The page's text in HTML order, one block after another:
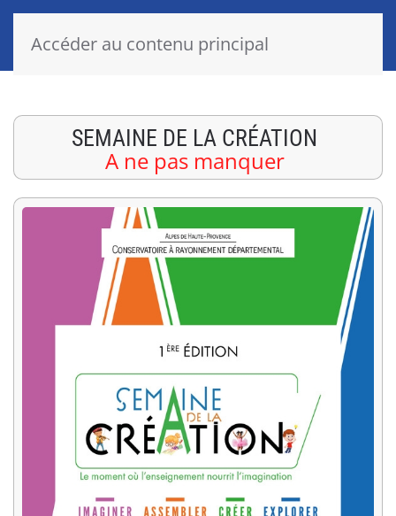
Accéder au contenu principal
SEMAINE DE LA CRÉATION
A ne pas manquer